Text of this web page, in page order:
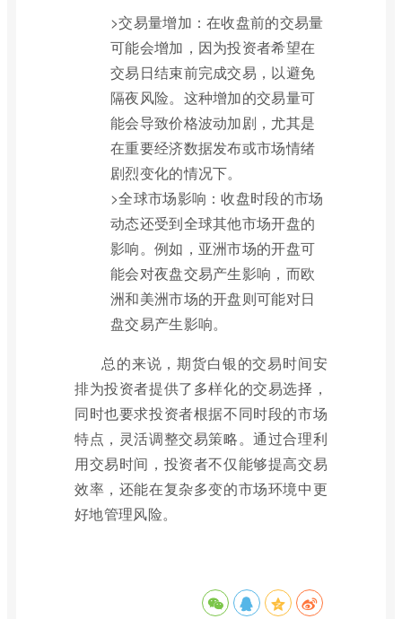
>交易量增加：在收盘前的交易量
可能会增加，因为投资者希望在
交易日结束前完成交易，以避免
隔夜风险。这种增加的交易量可
能会导致价格波动加剧，尤其是
在重要经济数据发布或市场情绪
剧烈变化的情况下。
>全球市场影响：收盘时段的市场
动态还受到全球其他市场开盘的
影响。例如，亚洲市场的开盘可
能会对夜盘交易产生影响，而欧
洲和美洲市场的开盘则可能对日
盘交易产生影响。
总的来说，期货白银的交易时间安
排为投资者提供了多样化的交易选择，
同时也要求投资者根据不同时段的市场
特点，灵活调整交易策略。通过合理利
用交易时间，投资者不仅能够提高交易
效率，还能在复杂多变的市场环境中更
好地管理风险。